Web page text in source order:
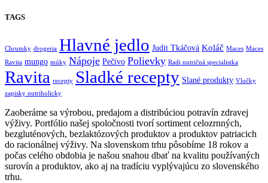
TAGS
Chrumky drogeria Hlavné jedlo Judit Tkáčová Koláč Maces Maces
Ravita mungo múky Nápoje Pečivo Polievky Radi nutričná specialistka
Ravita recepty Sladké recepty Slané produkty Vločky
zapisky nutriholicky
Zaoberáme sa výrobou, predajom a distribúciou potravín zdravej
výživy. Portfólio našej spoločnosti tvorí sortiment celozrnných,
bezgluténových, bezlaktózových produktov a produktov patriacich
do racionálnej výživy. Na slovenskom trhu pôsobíme 18 rokov a
počas celého obdobia je našou snahou dbať na kvalitu používaných
surovín a produktov, ako aj na tradíciu vyplývajúcu zo slovenského
trhu.